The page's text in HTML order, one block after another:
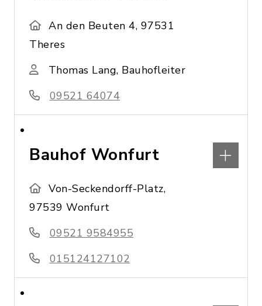
An den Beuten 4, 97531
Theres
Thomas Lang, Bauhofleiter
09521 64074
Bauhof Wonfurt
Von-Seckendorff-Platz,
97539 Wonfurt
09521 9584955
015124127102